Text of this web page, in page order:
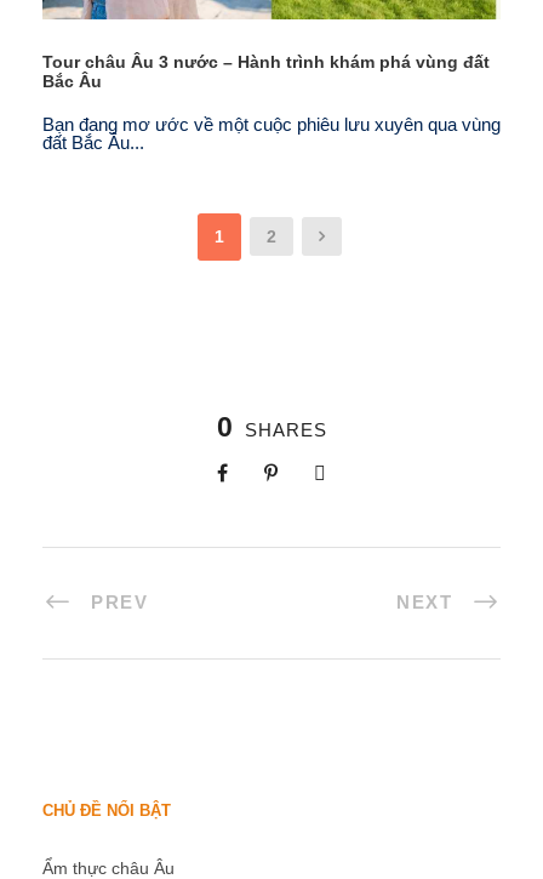
Tour châu Âu 3 nước – Hành trình khám phá vùng đất
Bắc Âu
Bạn đang mơ ước về một cuộc phiêu lưu xuyên qua vùng
đất Bắc Âu...
1 2
0 SHARES
PREV NEXT
CHỦ ĐỀ NỔI BẬT
Ẩm thực châu Âu